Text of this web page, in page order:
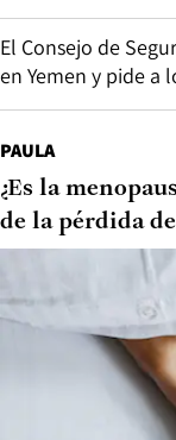
El Consejo de
en Yemen y pide a
PAULA
¿Es la
de la pérdida